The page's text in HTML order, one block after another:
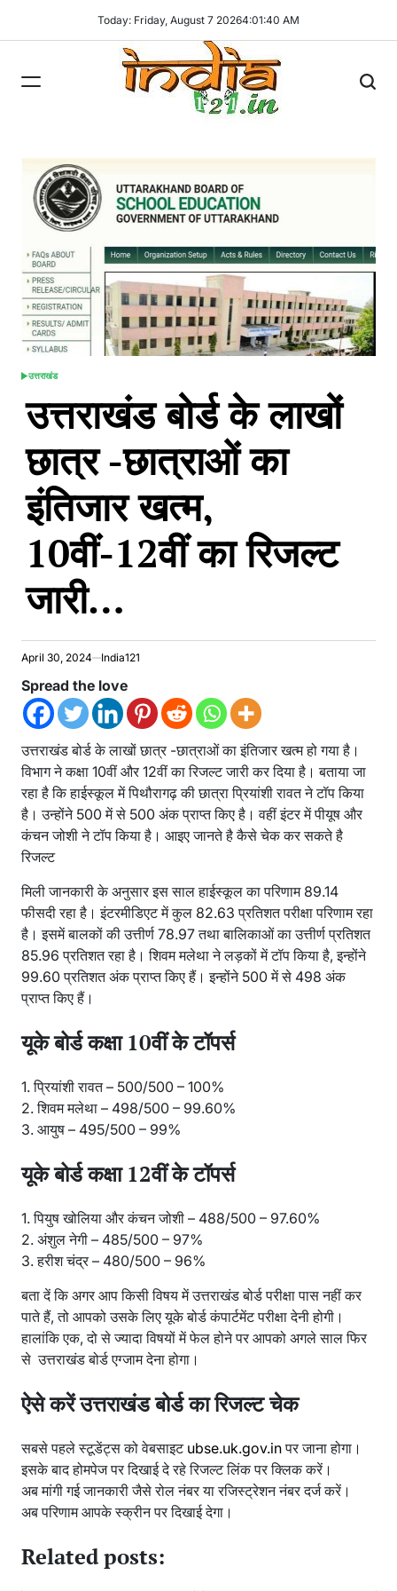
Today: Friday, August 7 20264:01:41 AM
POSTED
उत्तराखंड
उत्तराखंड बोर्ड के लाखों
छात्र -छात्राओं का
इंतिजार खत्म,
10वीं-12वीं का रिजल्ट
जारी…
April 30, 2024 India121
Spread the love
उत्तराखंड बोर्ड के लाखों छात्र -छात्राओं का इंतिजार खत्म हो गया है।
विभाग ने कक्षा 10वीं और 12वीं का रिजल्ट जारी कर दिया है। बताया जा
रहा है कि हाईस्कूल में पिथौरागढ़ की छात्रा प्रियांशी रावत ने टॉप किया
है। उन्होंने 500 में से 500 अंक प्राप्त किए है। वहीं इंटर में पीयूष और
कंचन जोशी ने टॉप किया है। आइए जानते है कैसे चेक कर सकते है
रिजल्ट
मिली जानकारी के अनुसार इस साल हाईस्कूल का परिणाम 89.14
फीसदी रहा है। इंटरमीडिएट में कुल 82.63 प्रतिशत परीक्षा परिणाम रहा
है। इसमें बालकों की उत्तीर्ण 78.97 तथा बालिकाओं का उत्तीर्ण प्रतिशत
85.96 प्रतिशत रहा है। शिवम मलेथा ने लड़कों में टॉप किया है, इन्होंने
99.60 प्रतिशत अंक प्राप्त किए हैं। इन्होंने 500 में से 498 अंक
प्राप्त किए हैं।
यूके बोर्ड कक्षा 10वीं के टॉपर्स
1. प्रियांशी रावत – 500/500 – 100%
2. शिवम मलेथा – 498/500 – 99.60%
3. आयुष – 495/500 – 99%
यूके बोर्ड कक्षा 12वीं के टॉपर्स
1. पियुष खोलिया और कंचन जोशी – 488/500 – 97.60%
2. अंशुल नेगी – 485/500 – 97%
3. हरीश चंद्र – 480/500 – 96%
बता दें कि अगर आप किसी विषय में उत्तराखंड बोर्ड परीक्षा पास नहीं कर
पाते हैं, तो आपको उसके लिए यूके बोर्ड कंपार्टमेंट परीक्षा देनी होगी।
हालांकि एक, दो से ज्यादा विषयों में फेल होने पर आपको अगले साल फिर
से उत्तराखंड बोर्ड एग्जाम देना होगा।
ऐसे करें उत्तराखंड बोर्ड का रिजल्ट चेक
सबसे पहले स्टूडेंट्स को वेबसाइट ubse.uk.gov.inपर जाना होगा।
इसके बाद होमपेज पर दिखाई दे रहे रिजल्ट लिंक पर क्लिक करें।
अब मांगी गई जानकारी जैसे रोल नंबर या रजिस्ट्रेशन नंबर दर्ज करें।
अब परिणाम आपके स्क्रीन पर दिखाई देगा।
Related posts: